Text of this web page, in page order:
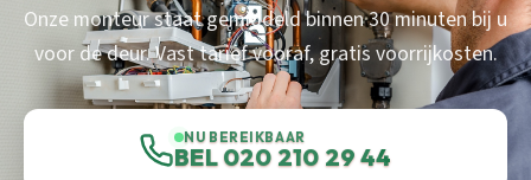
Onze monteur staat gemiddeld binnen 30 minuten bij u
voor de deur. Vast tarief vooraf, gratis voorrijkosten.
NU BEREIKBAAR
BEL 020 210 29 44